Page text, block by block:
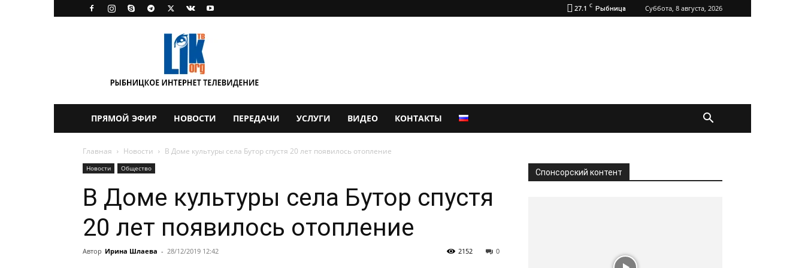
27.1 C Рыбница Суббота, 8 августа, 2026
ПРЯМОЙ ЭФИР НОВОСТИ ПЕРЕДАЧИ УСЛУГИ ВИДЕО КОНТАКТЫ
Главная Новости В Доме культуры села Бутор спустя 20 лет появилось отопление
Новости Общество
В Доме культуры села Бутор спустя
20 лет появилось отопление
Автор Ирина Шлаева - 28/12/2019 12:42 0
2152
Спонсорский контент